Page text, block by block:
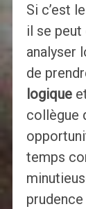
Si c’est le
il se peut
analyser
de
logique
collègue
temps